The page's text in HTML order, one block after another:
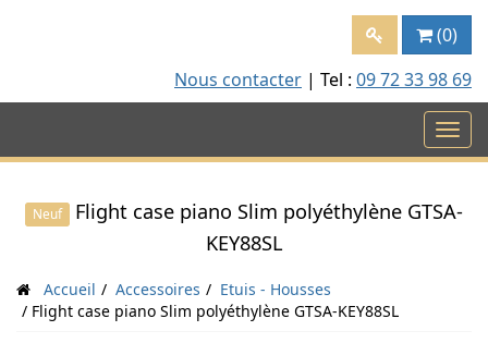
(0)
Nous contacter | Tel : 09 72 33 98 69
Neuf
Flight case piano Slim polyéthylène GTSA-
KEY88SL
Accueil Accessoires
Etuis - Housses
Flight case piano Slim polyéthylène GTSA-KEY88SL